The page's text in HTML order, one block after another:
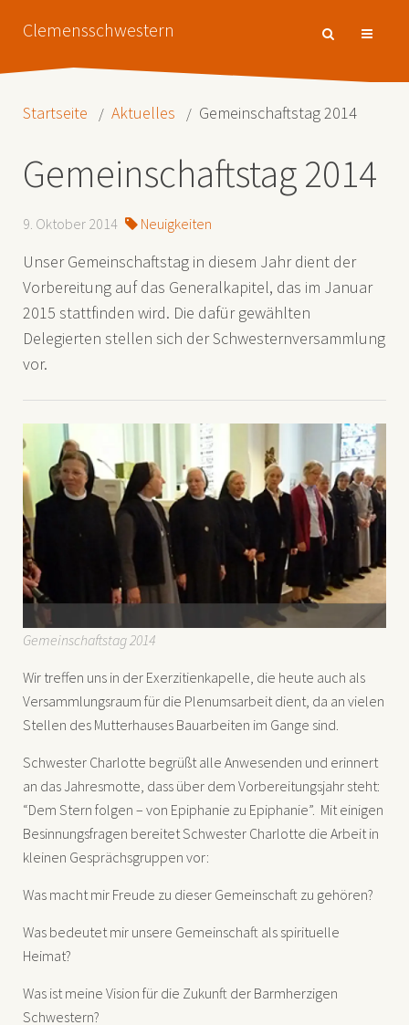
Clemensschwestern
Startseite Aktuelles Gemeinschaftstag 2014
Gemeinschaftstag 2014
9. Oktober 2014 Neuigkeiten
Unser Gemeinschaftstag in diesem Jahr dient der
Vorbereitung auf das Generalkapitel, das im Januar
2015 stattfinden wird. Die dafür gewählten
Delegierten stellen sich der Schwesternversammlung
vor.
Gemeinschaftstag 2014
Wir treffen uns in der Exerzitienkapelle, die heute auch als
Versammlungsraum für die Plenumsarbeit dient, da an vielen
Stellen des Mutterhauses Bauarbeiten im Gange sind.
Schwester Charlotte begrüßt alle Anwesenden und erinnert
an das Jahresmotte, dass über dem Vorbereitungsjahr steht:
“Dem Stern folgen – von Epiphanie zu Epiphanie”. Mit einigen
Besinnungsfragen bereitet Schwester Charlotte die Arbeit in
kleinen Gesprächsgruppen vor:
Was macht mir Freude zu dieser Gemeinschaft zu gehören?
Was bedeutet mir unsere Gemeinschaft als spirituelle
Heimat?
Was ist meine Vision für die Zukunft der Barmherzigen
Schwestern?